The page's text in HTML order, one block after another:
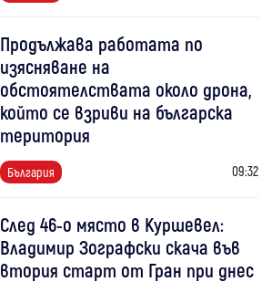
Продължава работата по
изясняване на
обстоятелствата около дрона,
който се взриви на българска
територия
България 09:32
След 46-о място в Куршевел:
Владимир Зографски скача във
втория старт от Гран при днес